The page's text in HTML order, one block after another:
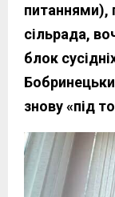
питаннями),
сільрада,
блок
знову «під